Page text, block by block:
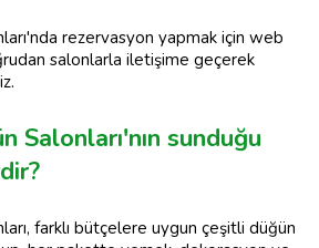
rezervasyon yapmak için web
salonlarla iletişime geçerek
Salonları'nın sunduğu
farklı bütçelere uygun çeşitli düğün